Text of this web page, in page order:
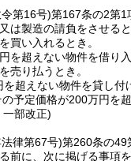
第16号)第167条の2第1
は製造の請負をさせると
買い入れるとき。
を超えない物件を借り入
売り払うとき。
超えない物件を貸し付
予定価格が200万円を
部改正)
律第67号)第260条の49
前に、次に掲げる事項